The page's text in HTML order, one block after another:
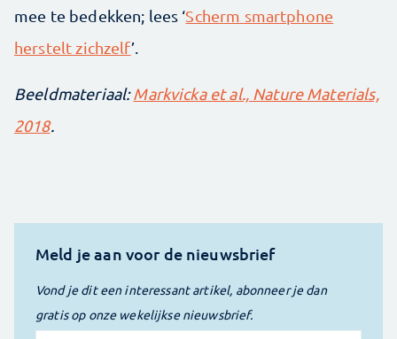
mee te bedekken; lees ‘Scherm smartphone
herstelt zichzelf’.
Beeldmateriaal:Markvicka et al., Nature Materials,
2018.
Meld je aan voor de nieuwsbrief
Vond je dit een interessant artikel, abonneer je dan
gratis op onze wekelijkse nieuwsbrief.